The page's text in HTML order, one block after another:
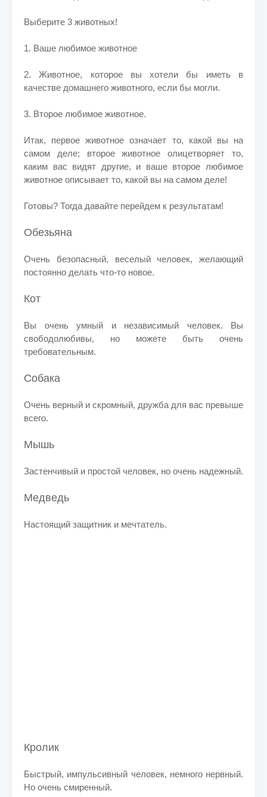
Выберите 3 животных!
1. Ваше любимое животное
2. Животное, которое вы хотели бы иметь в
качестве домашнего животного, если бы могли.
3. Второе любимое животное.
Итак, первое животное означает то, какой вы на
самом деле; второе животное олицетворяет то,
каким вас видят другие, и ваше второе любимое
животное описывает то, какой вы на самом деле!
Готовы? Тогда давайте перейдем к результатам!
Обезьяна
Очень безопасный, веселый человек, желающий
постоянно делать что-то новое.
Кот
Вы очень умный и независимый человек. Вы
свободолюбивы, но можете быть очень
требовательным.
Собака
Очень верный и скромный, дружба для вас превыше
всего.
Мышь
Застенчивый и простой человек, но очень надежный.
Медведь
Настоящий защитник и мечтатель.
Кролик
Быстрый, импульсивный человек, немного нервный.
Но очень смиренный.